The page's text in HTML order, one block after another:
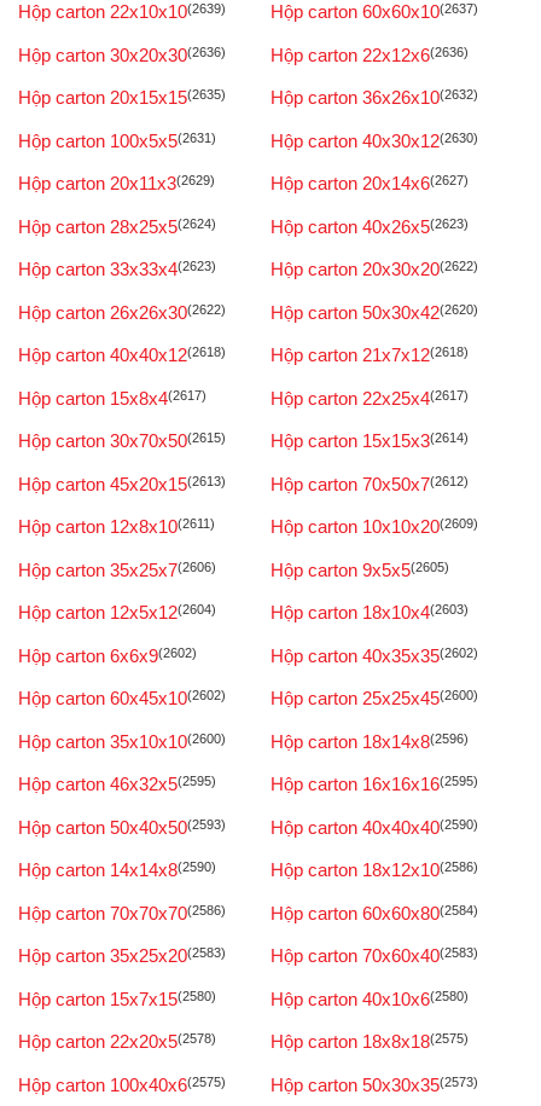
Hộp carton 22x10x10(2639) Hộp carton 60x60x10(2637)
Hộp carton 30x20x30(2636) Hộp carton 22x12x6(2636)
Hộp carton 20x15x15(2635) Hộp carton 36x26x10(2632)
Hộp carton 100x5x5(2631) Hộp carton 40x30x12(2630)
Hộp carton 20x11x3(2629) Hộp carton 20x14x6(2627)
Hộp carton 28x25x5(2624) Hộp carton 40x26x5(2623)
Hộp carton 33x33x4(2623) Hộp carton 20x30x20(2622)
Hộp carton 26x26x30(2622) Hộp carton 50x30x42(2620)
Hộp carton 40x40x12(2618) Hộp carton 21x7x12(2618)
Hộp carton 15x8x4(2617) Hộp carton 22x25x4(2617)
Hộp carton 30x70x50(2615) Hộp carton 15x15x3(2614)
Hộp carton 45x20x15(2613) Hộp carton 70x50x7(2612)
Hộp carton 12x8x10(2611) Hộp carton 10x10x20(2609)
Hộp carton 35x25x7(2606) Hộp carton 9x5x5(2605)
Hộp carton 12x5x12(2604) Hộp carton 18x10x4(2603)
Hộp carton 6x6x9(2602) Hộp carton 40x35x35(2602)
Hộp carton 60x45x10(2602) Hộp carton 25x25x45(2600)
Hộp carton 35x10x10(2600) Hộp carton 18x14x8(2596)
Hộp carton 46x32x5(2595) Hộp carton 16x16x16(2595)
Hộp carton 50x40x50(2593) Hộp carton 40x40x40(2590)
Hộp carton 14x14x8(2590) Hộp carton 18x12x10(2586)
Hộp carton 70x70x70(2586) Hộp carton 60x60x80(2584)
Hộp carton 35x25x20(2583) Hộp carton 70x60x40(2583)
Hộp carton 15x7x15(2580) Hộp carton 40x10x6(2580)
Hộp carton 22x20x5(2578) Hộp carton 18x8x18(2575)
Hộp carton 100x40x6(2575) Hộp carton 50x30x35(2573)